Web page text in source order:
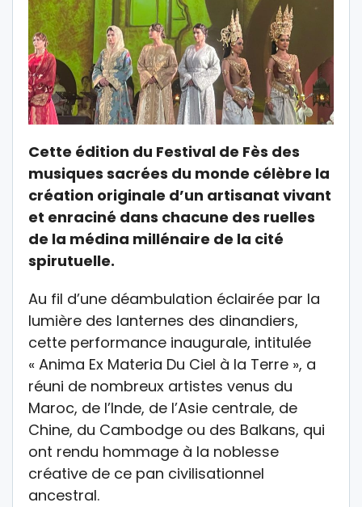
Cette édition du Festival de Fès des
musiques sacrées du monde célèbre la
création originale d’un artisanat vivant
et enraciné dans chacune des ruelles
de la médina millénaire de la cité
spirutuelle.
Au fil d’une déambulation éclairée par la
lumière des lanternes des dinandiers,
cette performance inaugurale, intitulée
« Anima Ex Materia Du Ciel à la Terre », a
réuni de nombreux artistes venus du
Maroc, de l’Inde, de l’Asie centrale, de
Chine, du Cambodge ou des Balkans, qui
ont rendu hommage à la noblesse
créative de ce pan civilisationnel
ancestral.